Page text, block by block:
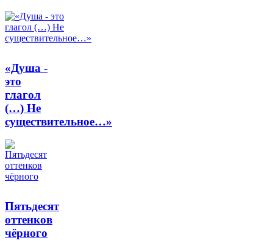
«Душа -
это
глагол
(…) Не
существительное…»
Пятьдесят
оттенков
чёрного